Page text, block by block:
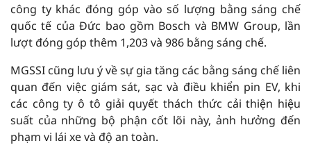
công ty khác đóng góp vào số lượng bằng sáng chế
quốc tế của Đức bao gồm Bosch và BMW Group, lần
lượt đóng góp thêm 1,203 và 986 bằng sáng chế.
MGSSI cũng lưu ý về sự gia tăng các bằng sáng chế liên
quan đến việc giám sát, sạc và điều khiển pin EV, khi
các công ty ô tô giải quyết thách thức cải thiện hiệu
suất của những bộ phận cốt lõi này, ảnh hưởng đến
phạm vi lái xe và độ an toàn.